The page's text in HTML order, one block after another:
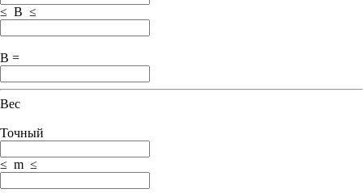
≤ B ≤
B =
Вес
Точный
≤ m ≤